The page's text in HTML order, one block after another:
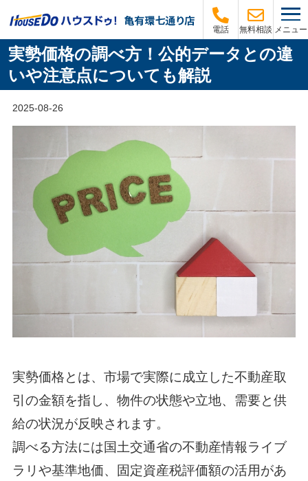
電話 無料相談 メニュー
実勢価格の調べ方！公的データとの違
いや注意点についても解説
2025-08-26
実勢価格とは、市場で実際に成立した不動産取
引の金額を指し、物件の状態や立地、需要と供
給の状況が反映されます。
調べる方法には国土交通省の不動産情報ライブ
ラリや基準地価、固定資産税評価額の活用があ